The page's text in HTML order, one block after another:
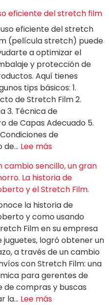
eficiente del stretch film
uso eficiente del stretch
(película stretch) puede
a optimizar el
y protección de
Aquí tienes
tips básicos: 1.
de Stretch Film 2.
3. Técnica de
de Capas Adecuado 5.
de
de… Lee más
cambio sencillo, un gran
La historia de
y el Stretch Film.
la historia de
y como usando
Film en su empresa
juguetes, logró obtener un
a través de un cambio
con Stretch Film: una
para gerentes de
de compras y buscas
la… Lee más